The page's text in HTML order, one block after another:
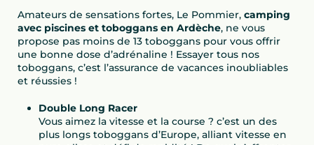
Amateurs de sensations fortes, Le Pommier, camping
avec piscines et toboggans en Ardèche, ne vous
propose pas moins de 13 toboggans pour vous offrir
une bonne dose d’adrénaline ! Essayer tous nos
toboggans, c’est l’assurance de vacances inoubliables
et réussies !
Double Long Racer
Vous aimez la vitesse et la course ? c’est un des
plus longs toboggans d’Europe, alliant vitesse en